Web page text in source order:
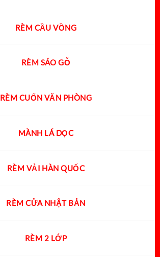
RÈM CẦU VỒNG
RÈM SÁO GỖ
RÈM CUỐN VĂN PHÒNG
MÀNH LÁ DỌC
RÈM VẢI HÀN QUỐC
RÈM CỬA NHẬT BẢN
RÈM 2 LỚP